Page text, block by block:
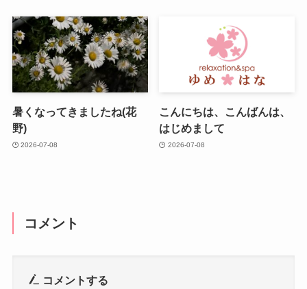
暑くなってきましたね(花
野)
2026-07-08
こんにちは、こんばんは、
はじめまして
2026-07-08
コメント
コメントする